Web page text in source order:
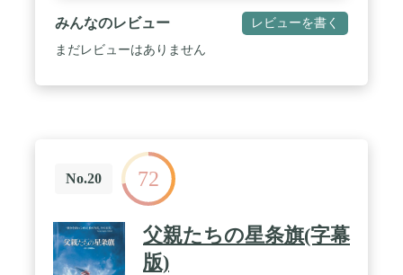
みんなのレビュー レビューを書く
まだレビューはありません
No.20 72
父親たちの星条旗(字幕
版)